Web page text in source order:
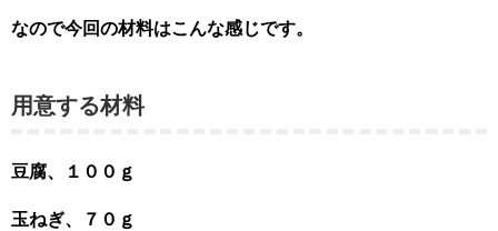
なので今回の材料はこんな感じです。
用意する材料
豆腐、１００ｇ
玉ねぎ、７０ｇ